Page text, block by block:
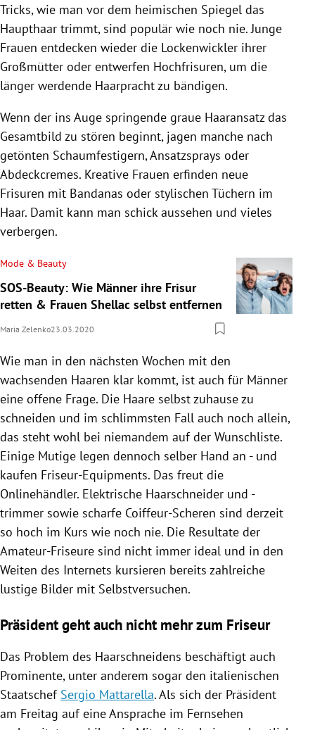
Tricks, wie man vor dem heimischen Spiegel das
Haupthaar trimmt, sind populär wie noch nie. Junge
Frauen entdecken wieder die Lockenwickler ihrer
Großmütter oder entwerfen Hochfrisuren, um die
länger werdende Haarpracht zu bändigen.
Wenn der ins Auge springende graue Haaransatz das
Gesamtbild zu stören beginnt, jagen manche nach
getönten Schaumfestigern, Ansatzsprays oder
Abdeckcremes. Kreative Frauen erfinden neue
Frisuren mit Bandanas oder stylischen Tüchern im
Haar. Damit kann man schick aussehen und vieles
verbergen.
Mode & Beauty
SOS-Beauty: Wie Männer ihre Frisur
retten & Frauen Shellac selbst entfernen
Maria Zelenko23.03.2020
Wie man in den nächsten Wochen mit den
wachsenden Haaren klar kommt, ist auch für Männer
eine offene Frage. Die Haare selbst zuhause zu
schneiden und im schlimmsten Fall auch noch allein,
das steht wohl bei niemandem auf der Wunschliste.
Einige Mutige legen dennoch selber Hand an - und
kaufen Friseur-Equipments. Das freut die
Onlinehändler. Elektrische Haarschneider und -
trimmer sowie scharfe Coiffeur-Scheren sind derzeit
so hoch im Kurs wie noch nie. Die Resultate der
Amateur-Friseure sind nicht immer ideal und in den
Weiten des Internets kursieren bereits zahlreiche
lustige Bilder mit Selbstversuchen.
Präsident geht auch nicht mehr zum Friseur
Das Problem des Haarschneidens beschäftigt auch
Prominente, unter anderem sogar den italienischen
Staatschef Sergio Mattarella. Als sich der Präsident
am Freitag auf eine Ansprache im Fernsehen